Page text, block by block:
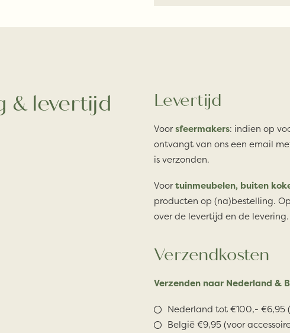
& levertijd Levertijd
Voorsfeermakers: indien op
ontvangt van ons een email
is verzonden.
Voortuinmeubelen, buiten
producten op (na)bestelling.
over de levertijd en de levering.
Verzendkosten
Verzenden naar Nederland &
Nederland tot €100,- €6,95
België €9,95 (voor